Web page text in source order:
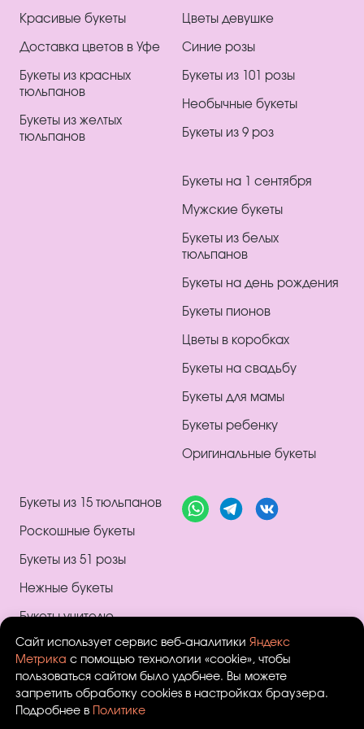
Красивые букеты
Доставка цветов в Уфе
Букеты из красных
тюльпанов
Букеты из желтых
тюльпанов
Цветы девушке
Синие розы
Букеты из 101 розы
Необычные букеты
Букеты из 9 роз
Букеты на 1 сентября
Мужские букеты
Букеты из белых
тюльпанов
Букеты на день рождения
Букеты пионов
Цветы в коробках
Букеты на свадьбу
Букеты для мамы
Букеты ребенку
Оригинальные букеты
Букеты из 15 тюльпанов
Роскошные букеты
Букеты из 51 розы
Нежные букеты
Букеты учителю
Композиции букетов
Монобукеты
Шикарные букеты
Сайт использует сервис веб-аналитики Яндекс
Метрика с помощью технологии «cookie», чтобы
пользоваться сайтом было удобнее. Вы можете
запретить обработку cookies в настройках браузера.
Подробнее в
Политике